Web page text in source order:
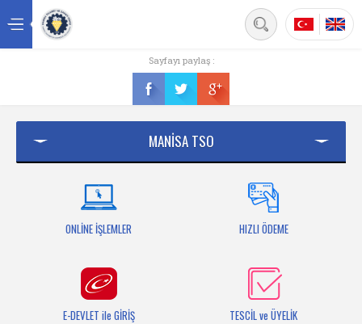
Üyelik
Bilgi Bankası
Sayfayı paylaş :
MANİSA TSO
ONLİNE İŞLEMLER HIZLI ÖDEME
E-DEVLET ile GİRİŞ TESCİL ve ÜYELİK